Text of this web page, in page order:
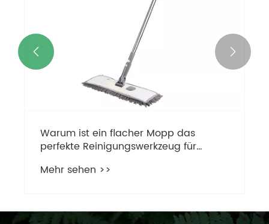
Warum ist ein flacher Mopp das
perfekte Reinigungswerkzeug für
Mehr sehen >>
 